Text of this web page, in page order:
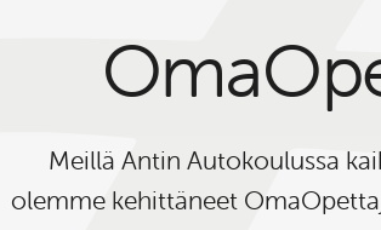
Meillä Antin Autokoulussa
olemme kehittäneet